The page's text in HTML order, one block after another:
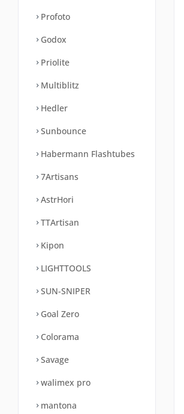
Profoto
Godox
Priolite
Multiblitz
Hedler
Sunbounce
Habermann Flashtubes
7Artisans
AstrHori
TTArtisan
Kipon
LIGHTTOOLS
SUN-SNIPER
Goal Zero
Colorama
Savage
walimex pro
mantona